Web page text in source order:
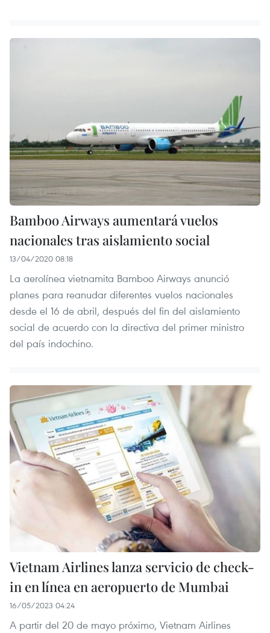
Bamboo Airways aumentará vuelos
nacionales tras aislamiento social
13/04/2020 08:18
La aerolínea vietnamita Bamboo Airways anunció
planes para reanudar diferentes vuelos nacionales
desde el 16 de abril, después del fin del aislamiento
social de acuerdo con la directiva del primer ministro
del país indochino.
Vietnam Airlines lanza servicio de check-
in en línea en aeropuerto de Mumbai
16/05/2023 04:24
A partir del 20 de mayo próximo, Vietnam Airlines